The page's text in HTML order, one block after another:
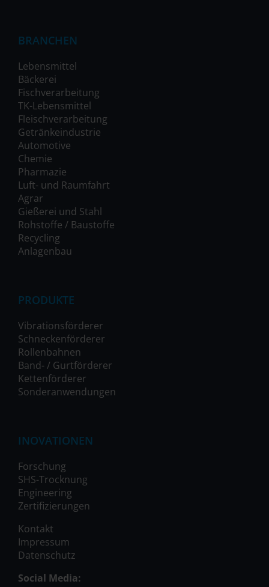
BRANCHEN
Lebensmittel
Bäckerei
Fischverarbeitung
TK-Lebensmittel
Fleischverarbeitung
Getränkeindustrie
Automotive
Chemie
Pharmazie
Luft- und Raumfahrt
Agrar
Gießerei und Stahl
Rohstoffe / Baustoffe
Recycling
Anlagenbau
PRODUKTE
Vibrationsförderer
Schneckenförderer
Rollenbahnen
Band- / Gurtförderer
Kettenförderer
Sonderanwendungen
INOVATIONEN
Forschung
SHS-Trocknung
Engineering
Zertifizierungen
Kontakt
Impressum
Datenschutz
Social Media: